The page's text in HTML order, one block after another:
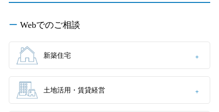
買う
分譲住宅（建売・土地）検索
土地活用実例
法人のお客さま
企業不動産活用（CRE）戦略
社宅建築
事業用
事業用リノベーション
再開発・官民連携事業
分譲マンション開発事業
収益不動産・投資開発事業
建築再生事業
保証制度
アフターメンテナンス
ミサワリフォーム
企業・IR情報
ニュース
MISAWAについて
展示場・イベント情報
カタログ請求
住まいのご相談
Webでのご相談
新築住宅
土地活用・賃貸経営